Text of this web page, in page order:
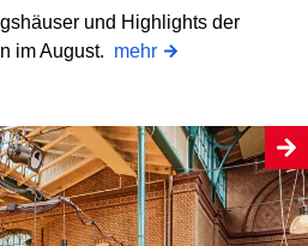
und Highlights der
im August. mehr